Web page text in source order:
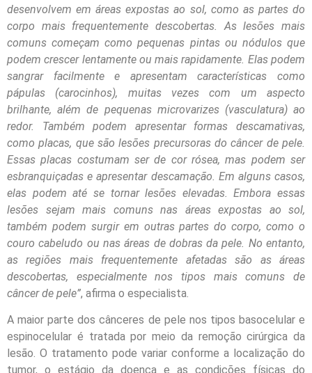
desenvolvem em áreas expostas ao sol, como as partes do
corpo mais frequentemente descobertas. As lesões mais
comuns começam como pequenas pintas ou nódulos que
podem crescer lentamente ou mais rapidamente. Elas podem
sangrar facilmente e apresentam características como
pápulas (carocinhos), muitas vezes com um aspecto
brilhante, além de pequenas microvarizes (vasculatura) ao
redor. Também podem apresentar formas descamativas,
como placas, que são lesões precursoras do câncer de pele.
Essas placas costumam ser de cor rósea, mas podem ser
esbranquiçadas e apresentar descamação. Em alguns casos,
elas podem até se tornar lesões elevadas. Embora essas
lesões sejam mais comuns nas áreas expostas ao sol,
também podem surgir em outras partes do corpo, como o
couro cabeludo ou nas áreas de dobras da pele. No entanto,
as regiões mais frequentemente afetadas são as áreas
descobertas, especialmente nos tipos mais comuns de
câncer de pele”, afirma o especialista.
A maior parte dos cânceres de pele nos tipos basocelular e
espinocelular é tratada por meio da remoção cirúrgica da
lesão. O tratamento pode variar conforme a localização do
tumor, o estágio da doença e as condições físicas do